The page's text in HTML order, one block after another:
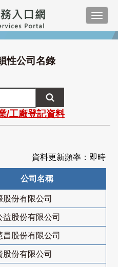
性公司名錄
/工廠登記資料
資料更新頻率：即時
公司名稱
股份有限公司
益股份有限公司
昌股份有限公司
股份有限公司